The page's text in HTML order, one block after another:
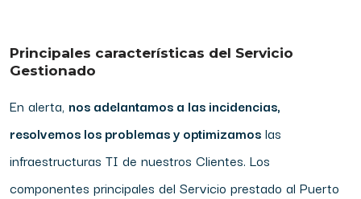
Principales características del Servicio
Gestionado
En alerta, nos adelantamos a las incidencias,
resolvemos los problemas y optimizamoslas
infraestructuras TI de nuestros Clientes. Los
componentes principales del Servicio prestado al Puerto